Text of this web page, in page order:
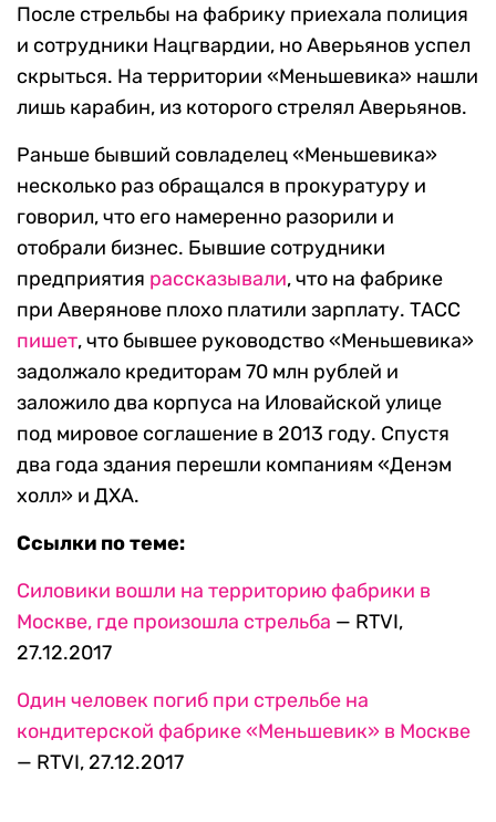
После стрельбы на фабрику приехала полиция
и сотрудники Нацгвардии, но Аверьянов успел
скрыться. На территории «Меньшевика» нашли
лишь карабин, из которого стрелял Аверьянов.
Раньше бывший совладелец «Меньшевика»
несколько раз обращался в прокуратуру и
говорил, что его намеренно разорили и
отобрали бизнес. Бывшие сотрудники
предприятия рассказывали, что на фабрике
при Аверянове плохо платили зарплату. ТАСС
пишет, что бывшее руководство «Меньшевика»
задолжало кредиторам 70 млн рублей и
заложило два корпуса на Иловайской улице
под мировое соглашение в 2013 году. Спустя
два года здания перешли компаниям «Денэм
холл» и ДХА.
Ссылки по теме:
Силовики вошли на территорию фабрики в
Москве, где произошла стрельба — RTVI,
27.12.2017
Один человек погиб при стрельбе на
кондитерской фабрике «Меньшевик» в Москве
— RTVI, 27.12.2017